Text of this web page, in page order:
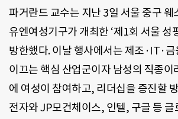
파거란드 교수는 지난 3일 서울 중구 웨
유엔여성기구가 개최한 ‘제1회 서울 성
방한했다. 이날 행사에서는 제조·IT·
이끄는 핵심 산업군이자 남성의 직종이
에 여성이 참여하고, 리더십을 증진할
전자와 JP모건체이스, 인텔, 구글 등 글